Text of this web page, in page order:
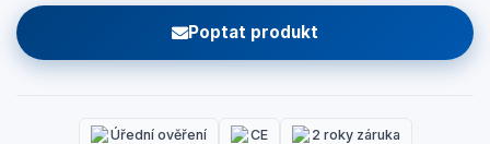
Poptat produkt
Úřední ověření CE 2 roky záruka